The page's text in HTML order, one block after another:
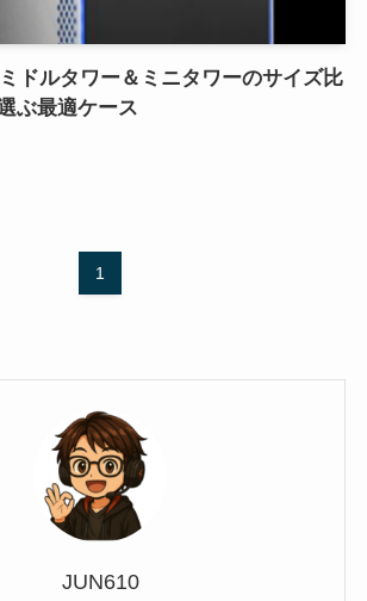
ミドルタワー＆ミニタワーのサイズ比
ぶ最適ケース
1
JUN610